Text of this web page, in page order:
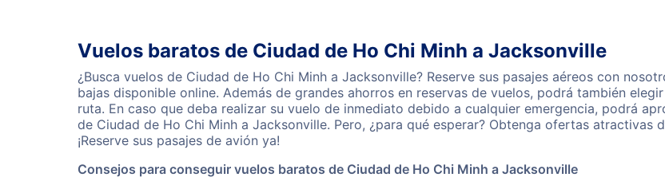
Vuelos baratos de Ciudad de Ho Chi Minh a Jacksonville
¿Busca vuelos de Ciudad de Ho Chi Minh a Jacksonville? Reserve sus pasajes aéreos con
bajas disponible online. Además de grandes ahorros en reservas de vuelos, podrá también
ruta. En caso que deba realizar su vuelo de inmediato debido a cualquier emergencia, podrá
de Ciudad de Ho Chi Minh a Jacksonville. Pero, ¿para qué esperar? Obtenga ofertas atractivas
¡Reserve sus pasajes de avión ya!
Consejos para conseguir vuelos baratos de Ciudad de Ho Chi Minh a Jacksonville